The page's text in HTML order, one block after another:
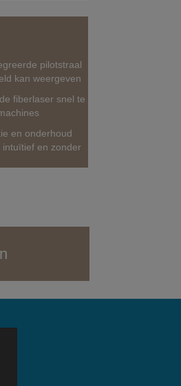
pilotstraal
kan weergeven
fiberlaser snel te
en onderhoud
intuïtief en zonder